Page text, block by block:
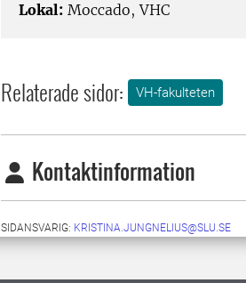
Lokal: Moccado, VHC
Relaterade sidor: VH-fakulteten
Kontaktinformation
SIDANSVARIG: KRISTINA.JUNGNELIUS@SLU.SE